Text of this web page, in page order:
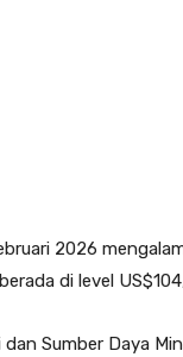
2026
di level
Sumber Daya